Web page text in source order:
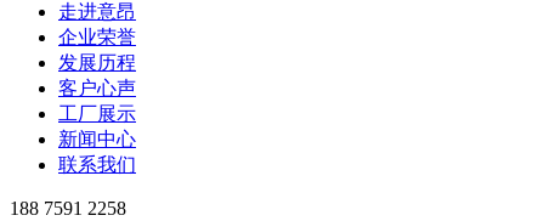
走进意昂
企业荣誉
发展历程
客户心声
工厂展示
新闻中心
联系我们
188 7591 2258